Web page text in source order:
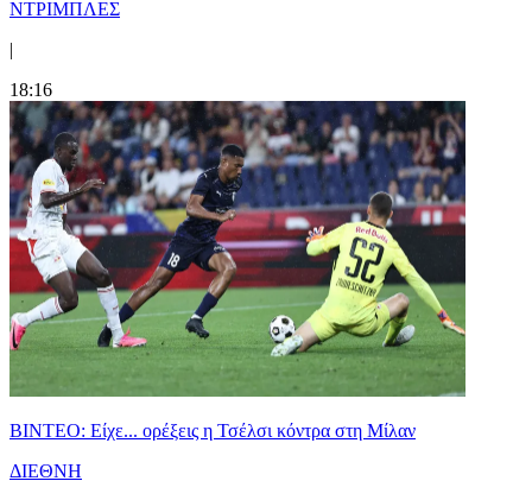
ΝΤΡΙΜΠΛΕΣ
|
18:16
BINTEO: Είχε... ορέξεις η Τσέλσι κόντρα στη Μίλαν
ΔΙΕΘΝΗ